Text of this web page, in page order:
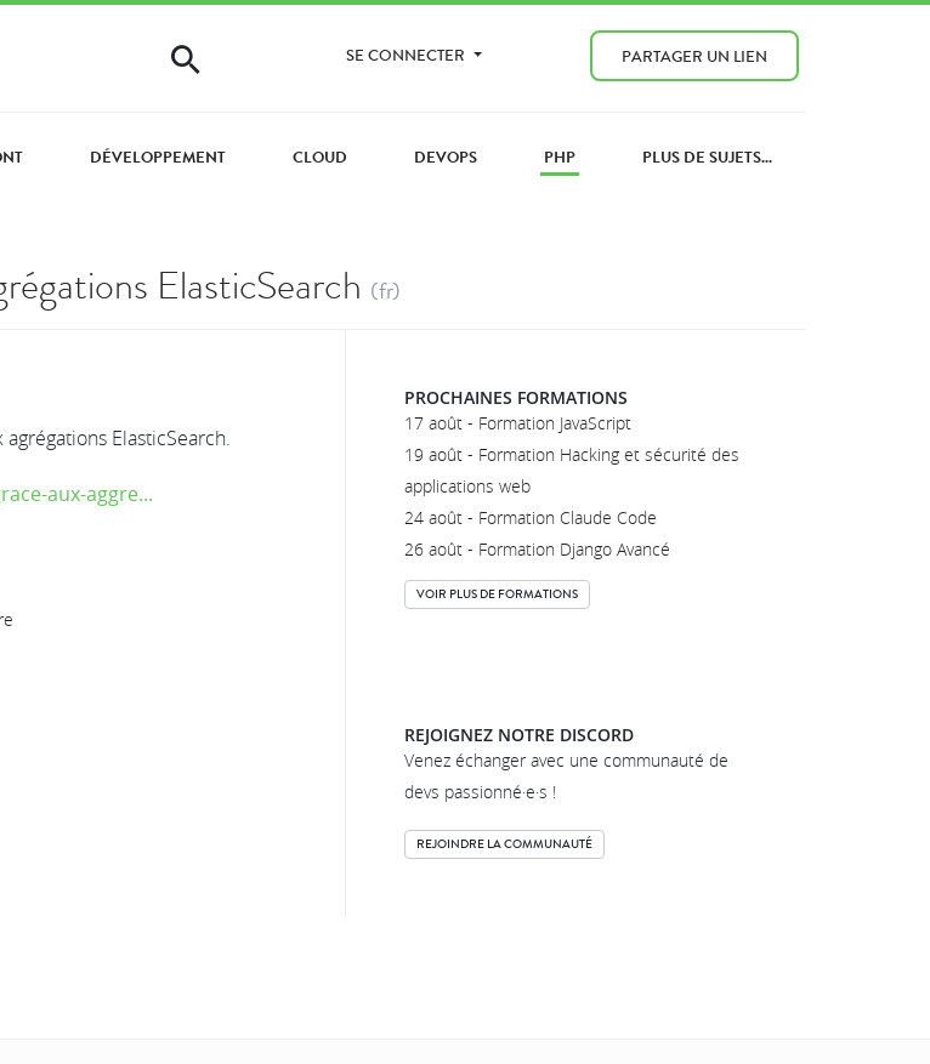
SE CONNECTER PARTAGER UN LIEN
DÉVELOPPEMENT CLOUD DEVOPS PHP PLUS DE SUJETS...
ElasticSearch (fr)
ElasticSearch.
aux-aggre...
PROCHAINES FORMATIONS
17 août - Formation JavaScript
19 août - Formation Hacking et sécurité des
applications web
24 août - Formation Claude Code
26 août - Formation Django Avancé
VOIR PLUS DE FORMATIONS
REJOIGNEZ NOTRE DISCORD
Venez échanger avec une communauté de
devs passionné·e·s !
REJOINDRE LA COMMUNAUTÉ